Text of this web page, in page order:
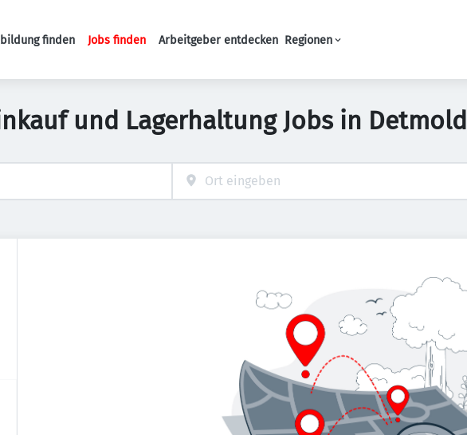
Haupt-Navigation
finden Jobs finden Arbeitgeber entdecken Regionen
und Lagerhaltung Jobs in Detmold